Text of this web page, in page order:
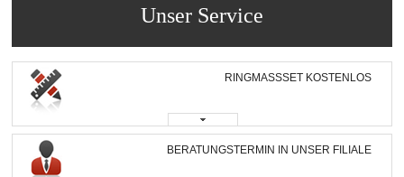
Unser Service
RINGMASSSET KOSTENLOS
BERATUNGSTERMIN IN UNSER FILIALE